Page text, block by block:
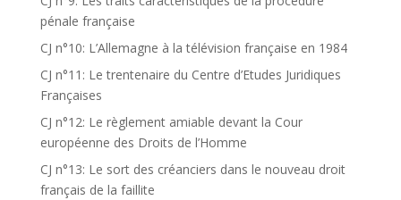
pénale française
CJ n°10: L’Allemagne à la télévision française en 1984
CJ n°11: Le trentenaire du Centre d’Etudes Juridiques
Françaises
CJ n°12: Le règlement amiable devant la Cour
européenne des Droits de l’Homme
CJ n°13: Le sort des créanciers dans le nouveau droit
français de la faillite